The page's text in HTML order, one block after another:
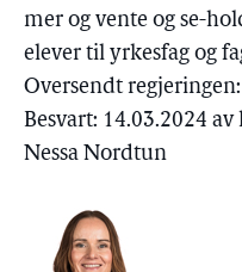
mer og vente og se-
elever til yrkesfag og
Oversendt
Besvart: 14.03.2024
Nessa Nordtun